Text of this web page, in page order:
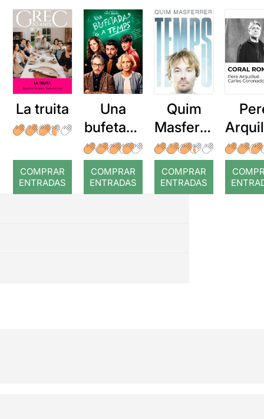
La truita
COMPRAR
ENTRADAS
Una
bufetada
a temps
COMPRAR
ENTRADAS
Quim
Masferre
r: Temps
COMPRAR
ENTRADAS
: